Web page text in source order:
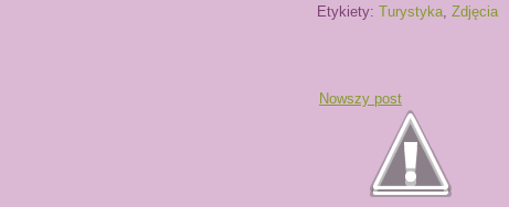
Etykiety: Turystyka, Zdjęcia
Nowszy post